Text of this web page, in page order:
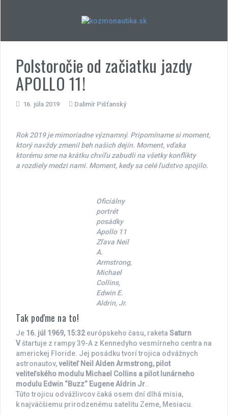
Polstoročie od začiatku jazdy
APOLLO 11!
16. júla 2019 Dalimír Pišťanský
Rok 2019 je mimoriadne významný. Pripomíname si moment,
ktorý navždy zmenil beh našich dejín. Moment, vďaka
ktorému sme na krátku chvíľu zabudli na všetky konflikty
a rozdiely medzi nami. Moment, kedy sa celé ľudstvo spojilo.
Oficiálny
portrét
posádky
Apollo 11
Zľava Neil
A.
Armstrong,
Michael
Collins,
Edwin E.
Aldrin, Jr.
Tak poďme na to!
Je 16. júl 1969, 15:32európskeho času, raketa Saturn
Vštartuje z rampy 39-A z Kennedyho vesmírneho centra na
americkej Floride. Jej posádku tvorí trojica odvážnych
astronautov,veliteľ Neil Alden Armstrong, pilot
veliteľského modulu Michael Collins a pilot lunárneho
modulu Edwin “Buzz“ Eugene Aldrin Jr..
Túto trojicu odvážlivcov čaká osem dní dlhá misia,
k najväčšiemu prirodzenému satelitu Zeme, Mesiacu.